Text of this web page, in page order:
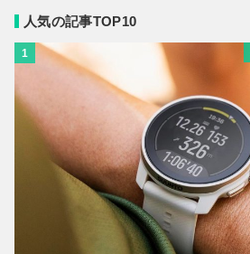
人気の記事TOP10
1